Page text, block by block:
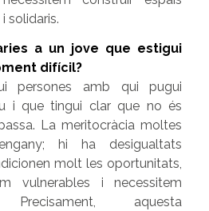
solidaris.
a un jove que estigui
difícil?
persones amb qui pugui
i que tingui clar que no és
La meritocràcia moltes
hi ha desigualtats
molt les oportunitats,
vulnerables i necessitem
Precisament, aquesta